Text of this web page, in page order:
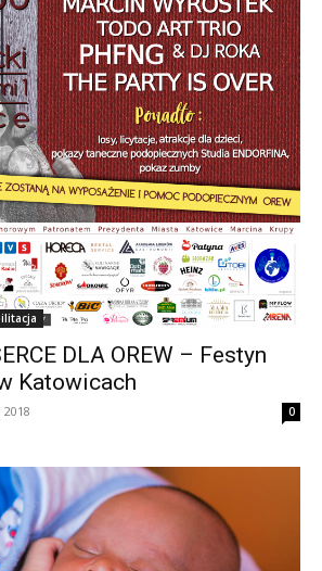
DLA OREW – Festyn
Katowicach
0